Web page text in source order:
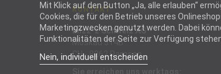
Mit Klick auf den Button „Ja, alle erlauben“
Cookies, die für den Betrieb unseres
Marketingzwecken genutzt werden. Dabei
Funktionalitäten der Seite zur Verfügung
Nein, individuell entscheiden
KONTAKT
blizz-z Schweiz AG
Moskau 314B
CH - 8262 Ramsen